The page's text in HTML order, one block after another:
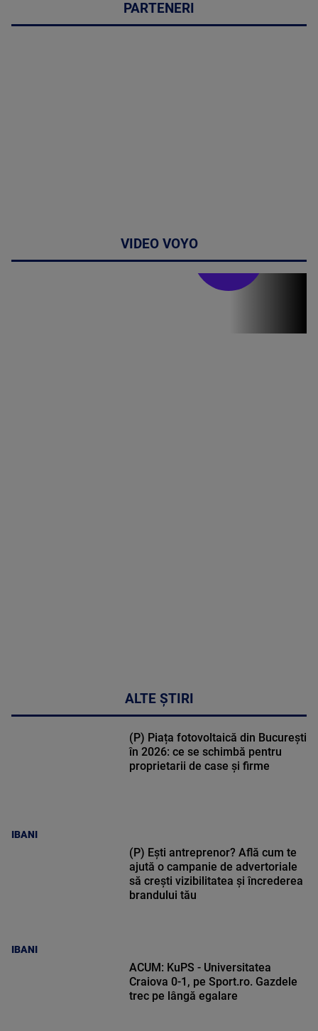
PARTENERI
VIDEO VOYO
ALTE ȘTIRI
IBANI
(P) Piața fotovoltaică din București
în 2026: ce se schimbă pentru
proprietarii de case și firme
IBANI
(P) Ești antreprenor? Află cum te
ajută o campanie de advertoriale
să crești vizibilitatea și încrederea
brandului tău
ACUM: KuPS - Universitatea
Craiova 0-1, pe Sport.ro. Gazdele
trec pe lângă egalare